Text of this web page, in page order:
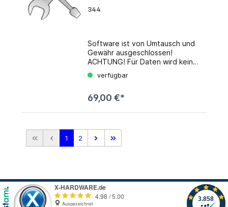
344
Software ist von Umtausch und
Gewähr ausgeschlossen!
ACHTUNG! Für Daten wird keine
Haftung übernommen!
verfügbar
69,00 €*
1 2